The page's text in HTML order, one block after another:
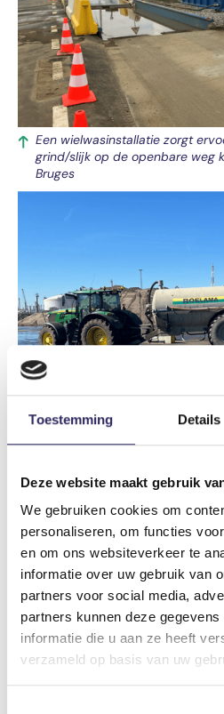
Toestemming Details
Deze website maakt gebruik
We gebruiken cookies om
personaliseren, om functies
en om ons websiteverkeer te
informatie over uw gebruik van
partners voor social media,
partners kunnen deze
informatie die u aan ze heeft
verzameld op basis van uw
Een wielwasinstallatie zorgt
grind/slijk op de openbare weg
Bruges
Een sproeiwagen houdt de
Geluid
Om geluidshinder door
en ander zwaar materieel te
Best Beschikbare Technieken.
Zo schermen we